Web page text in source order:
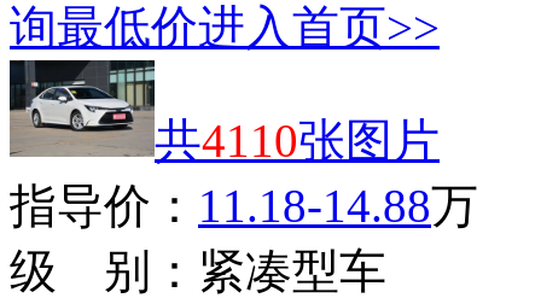
询最低价进入首页>>
共4110张图片
指导价： 11.18-14.88万
级 别： 紧凑型车